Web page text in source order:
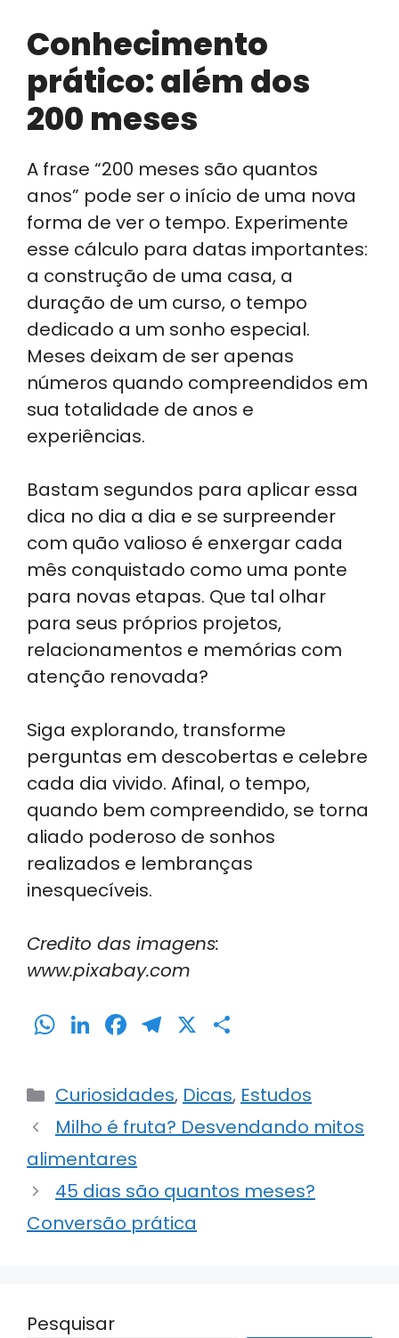
Conhecimento
prático: além dos
200 meses
A frase “200 meses são quantos
anos” pode ser o início de uma nova
forma de ver o tempo. Experimente
esse cálculo para datas importantes:
a construção de uma casa, a
duração de um curso, o tempo
dedicado a um sonho especial.
Meses deixam de ser apenas
números quando compreendidos em
sua totalidade de anos e
experiências.
Bastam segundos para aplicar essa
dica no dia a dia e se surpreender
com quão valioso é enxergar cada
mês conquistado como uma ponte
para novas etapas. Que tal olhar
para seus próprios projetos,
relacionamentos e memórias com
atenção renovada?
Siga explorando, transforme
perguntas em descobertas e celebre
cada dia vivido. Afinal, o tempo,
quando bem compreendido, se torna
aliado poderoso de sonhos
realizados e lembranças
inesquecíveis.
Credito das imagens:
www.pixabay.com
W
a
ts
A
p
p
Li
k
e
dI
n
F
c
e
b
o
o
k
T
e
gr
a
X
ar
e
Categorias
Curiosidades, Dicas, Estudos
Milho é fruta? Desvendando mitos
alimentares
45 dias são quantos meses?
Conversão prática
Pesquisar